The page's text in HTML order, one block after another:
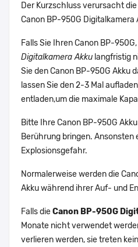
Der Kurzschluss verursacht
Canon BP-950G Digitalkamera
Falls Sie Ihren Canon BP-950G,
Digitalkamera Akku langfristig
Sie den Canon BP-950G Akku
lassen Sie den 2-3 Mal
entladen,um die maximale
Bitte Ihre Canon BP-950G
Berührung bringen. Ansonsten
Explosionsgefahr.
Normalerweise werden die
Akku während ihrer Auf- und
Falls dieCanon BP-950G
Monate nicht verwendet
verlieren werden, sie treten